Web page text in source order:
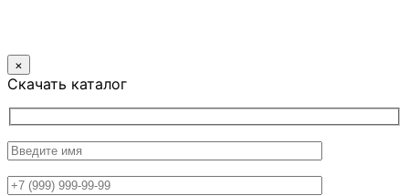
×
Скачать каталог